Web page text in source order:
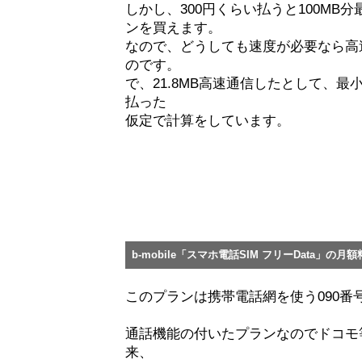
しかし、300円くらい払うと100MB
ンを買えます。
なので、どうしても速度が必要なら
のです。
で、21.8MB高速通信したとして、最
払った
仮定で計算をしています。
b-mobile「スマホ電話SIM フリーData」の月額
このプランは携帯電話網を使う090番
通話機能の付いたプランなのでドコ
来、